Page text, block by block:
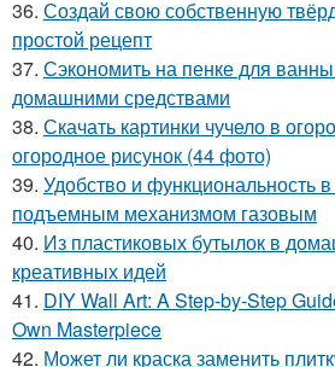
36. Создай свою собственную
простой рецепт
37. Сэкономить на пенке для
домашними средствами
38. Скачать картинки чучело в
огородное рисунок (44 фото)
39. Удобство и функциональность
подъемным механизмом газовым
40. Из пластиковых бутылок в
креативных идей
41. DIY Wall Art: A Step-by-Step
Own Masterpiece
42. Может ли краска заменить